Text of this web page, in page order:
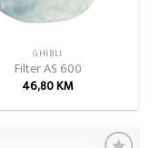
GHIBLI
Filter AS 600
46,80KM